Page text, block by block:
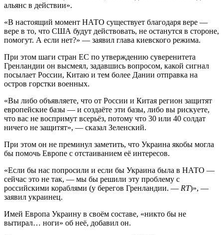
альянс в действии».
«В настоящий момент НАТО существует благодаря вере —
вере в то, что США будут действовать, не останутся в стороне,
помогут. А если нет?» — заявил глава киевского режима.
При этом шаги стран ЕС по утверждению суверенитета
Гренландии он высмеял, задавшись вопросом, какой сигнал
посылает России, Китаю и тем более Дании отправка на
остров горстки военных.
«Вы либо объявляете, что от России и Китая регион защитят
европейские базы — и создаёте эти базы, либо вы рискуете,
что вас не воспримут всерьёз, потому что 30 или 40 солдат
ничего не защитят», — сказал Зеленский.
При этом он не преминул заметить, что Украина якобы могла
бы помочь Европе с отстаиванием её интересов.
«Если бы нас попросили и если бы Украина была в НАТО —
сейчас это не так, — мы бы решили эту проблему с
российскими кораблями (у берегов Гренландии. — RT)», —
заявил украинец.
Имей Европа Украину в своём составе, «никто бы не
вытирал… ноги» об неё, добавил он.